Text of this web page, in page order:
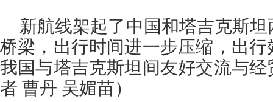
新航线架起了中国和塔吉克斯
桥梁，出行时间进一步压缩，出
我国与塔吉克斯坦间友好交流与经
者 曹丹 吴媚苗）